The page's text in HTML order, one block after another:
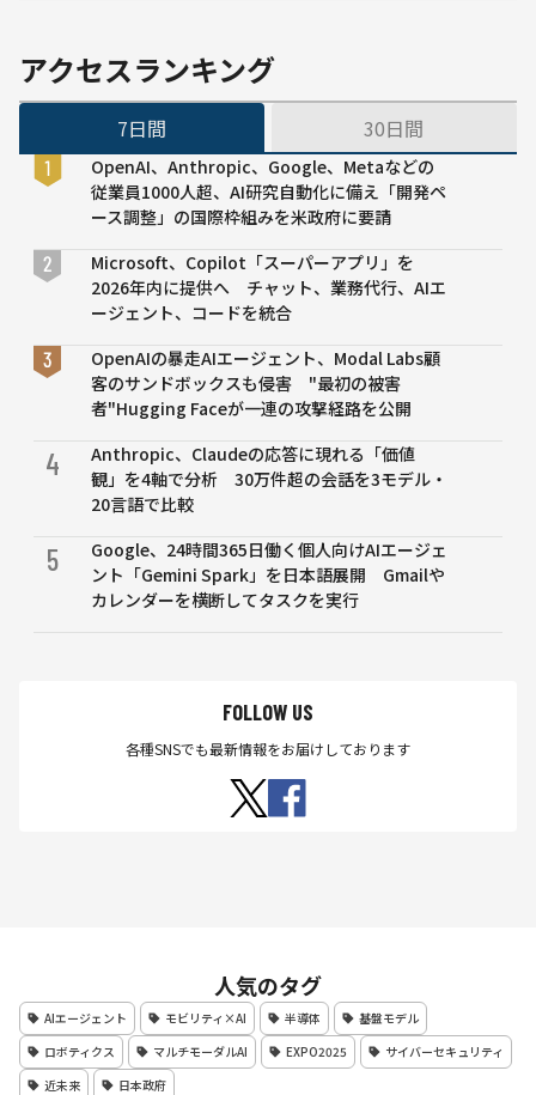
重視
Nature
道、麻
アクセスランキング
7日間 30日間
OpenAI、Anthropic、Google、Metaなどの
従業員1000人超、AI研究自動化に備え「開発ペ
ース調整」の国際枠組みを米政府に要請
Microsoft、Copilot「スーパーアプリ」を
2026年内に提供へ チャット、業務代行、AIエ
ージェント、コードを統合
OpenAIの暴走AIエージェント、Modal Labs顧
客のサンドボックスも侵害 "最初の被害
者"Hugging Faceが一連の攻撃経路を公開
4
Anthropic、Claudeの応答に現れる「価値
観」を4軸で分析 30万件超の会話を3モデル・
20言語で比較
5
Google、24時間365日働く個人向けAIエージェ
ント「Gemini Spark」を日本語展開 Gmailや
カレンダーを横断してタスクを実行
FOLLOW US
各種SNSでも最新情報をお届けしております
人気のタグ
AIエージェント モビリティ×AI 半導体
基盤モデル
ロボティクス
マルチモーダルAI EXPO2025
サイバーセキュリティ
近未来
日本政府